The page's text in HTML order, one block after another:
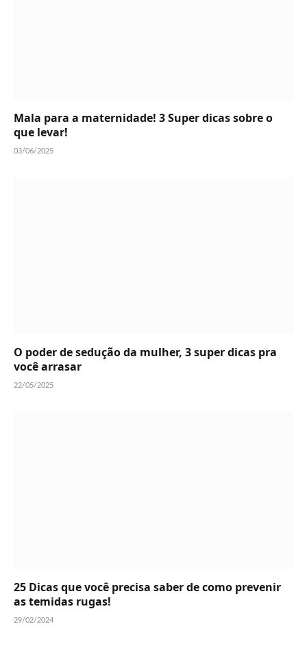
Mala para a maternidade! 3 Super dicas sobre o
que levar!
03/06/2025
O poder de sedução da mulher, 3 super dicas pra
você arrasar
22/05/2025
25 Dicas que você precisa saber de como prevenir
as temidas rugas!
29/02/2024